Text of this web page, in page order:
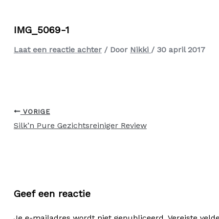
IMG_5069-1
Laat een reactie achter / Door Nikki / 30 april 2017
VORIGE
Silk’n Pure Gezichtsreiniger Review
Geef een reactie